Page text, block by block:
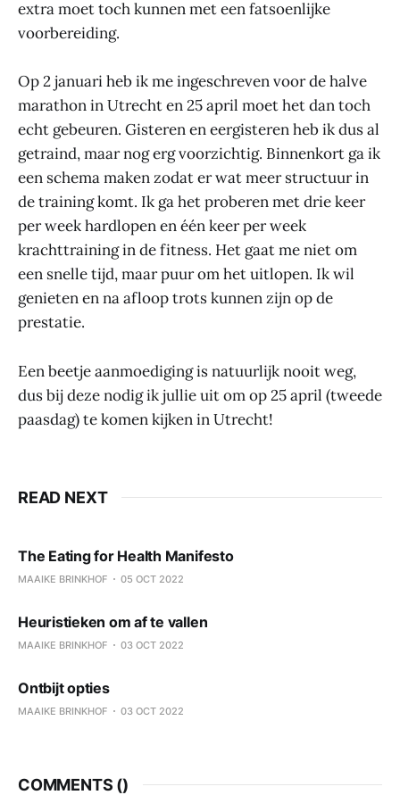
extra moet toch kunnen met een fatsoenlijke
voorbereiding.
Op 2 januari heb ik me ingeschreven voor de halve
marathon in Utrecht en 25 april moet het dan toch
echt gebeuren. Gisteren en eergisteren heb ik dus al
getraind, maar nog erg voorzichtig. Binnenkort ga ik
een schema maken zodat er wat meer structuur in
de training komt. Ik ga het proberen met drie keer
per week hardlopen en één keer per week
krachttraining in de fitness. Het gaat me niet om
een snelle tijd, maar puur om het uitlopen. Ik wil
genieten en na afloop trots kunnen zijn op de
prestatie.
Een beetje aanmoediging is natuurlijk nooit weg,
dus bij deze nodig ik jullie uit om op 25 april (tweede
paasdag) te komen kijken in Utrecht!
READ NEXT
The Eating for Health Manifesto
MAAIKE BRINKHOF 05 OCT 2022
Heuristieken om af te vallen
MAAIKE BRINKHOF 03 OCT 2022
Ontbijt opties
MAAIKE BRINKHOF 03 OCT 2022
COMMENTS ()